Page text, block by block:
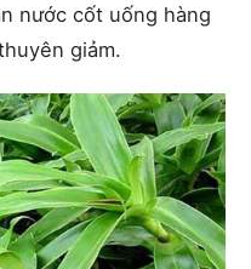
nước cốt uống hàng
giảm.